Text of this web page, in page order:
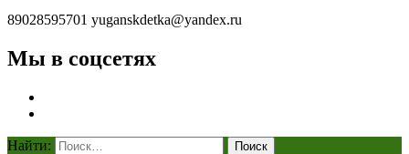
89028595701 yuganskdetka@yandex.ru
Мы в соцсетях
Найти: